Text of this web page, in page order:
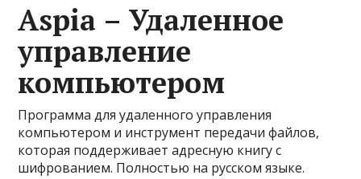
Aspia – Удаленное
управление
компьютером
Программа для удаленного управления
компьютером и инструмент передачи файлов,
которая поддерживает адресную книгу с
шифрованием. Полностью на русском языке.